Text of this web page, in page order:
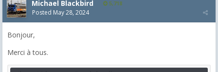
Michael Blackbird 5,718
Posted May 28, 2024
Bonjour,
Merci à tous.